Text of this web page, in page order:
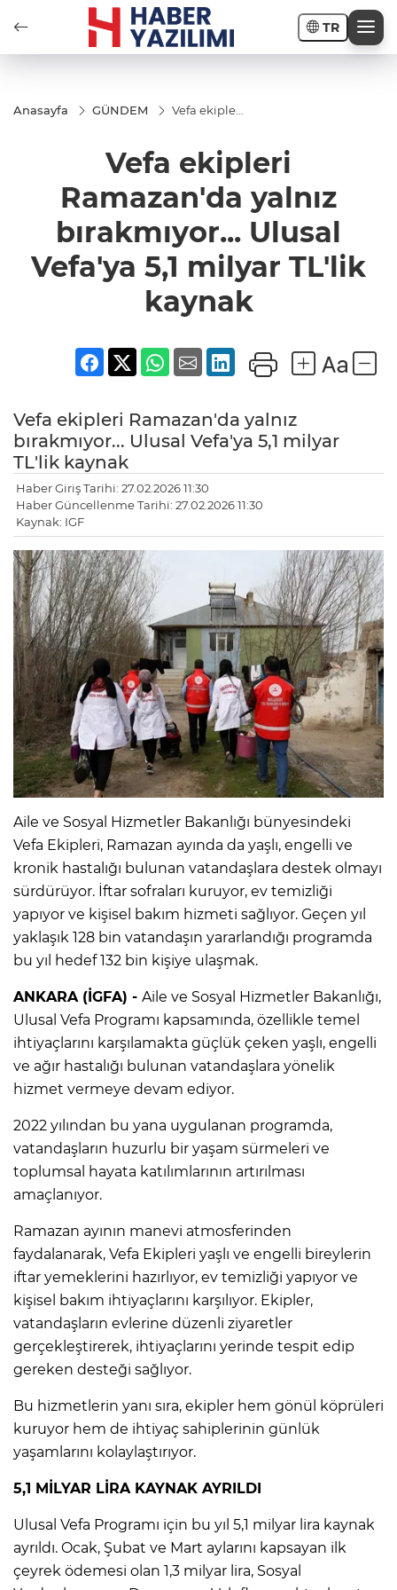
TR
Anasayfa GÜNDEM
Vefa ekipleri
bırakmıyor...
Ulusal
Vefa'ya 5,1
milyar TL'lik
kaynak
Vefa ekipleri
Ramazan'da yalnız
bırakmıyor... Ulusal
Vefa'ya 5,1 milyar TL'lik
kaynak
Vefa ekipleri Ramazan'da yalnız
bırakmıyor... Ulusal Vefa'ya 5,1 milyar
TL'lik kaynak
Haber Giriş Tarihi: 27.02.2026 11:30
Haber Güncellenme Tarihi: 27.02.2026 11:30
Kaynak: IGF
Aile ve Sosyal Hizmetler Bakanlığı bünyesindeki
Vefa Ekipleri, Ramazan ayında da yaşlı, engelli ve
kronik hastalığı bulunan vatandaşlara destek olmayı
sürdürüyor. İftar sofraları kuruyor, ev temizliği
yapıyor ve kişisel bakım hizmeti sağlıyor. Geçen yıl
yaklaşık 128 bin vatandaşın yararlandığı programda
bu yıl hedef 132 bin kişiye ulaşmak.
ANKARA (İGFA) - Aile ve Sosyal Hizmetler Bakanlığı,
Ulusal Vefa Programı kapsamında, özellikle temel
ihtiyaçlarını karşılamakta güçlük çeken yaşlı, engelli
ve ağır hastalığı bulunan vatandaşlara yönelik
hizmet vermeye devam ediyor.
2022 yılından bu yana uygulanan programda,
vatandaşların huzurlu bir yaşam sürmeleri ve
toplumsal hayata katılımlarının artırılması
amaçlanıyor.
Ramazan ayının manevi atmosferinden
faydalanarak, Vefa Ekipleri yaşlı ve engelli bireylerin
iftar yemeklerini hazırlıyor, ev temizliği yapıyor ve
kişisel bakım ihtiyaçlarını karşılıyor. Ekipler,
vatandaşların evlerine düzenli ziyaretler
gerçekleştirerek, ihtiyaçlarını yerinde tespit edip
gereken desteği sağlıyor.
Bu hizmetlerin yanı sıra, ekipler hem gönül köprüleri
kuruyor hem de ihtiyaç sahiplerinin günlük
yaşamlarını kolaylaştırıyor.
5,1 MİLYAR LİRA KAYNAK AYRILDI
Ulusal Vefa Programı için bu yıl 5,1 milyar lira kaynak
ayrıldı. Ocak, Şubat ve Mart aylarını kapsayan ilk
çeyrek ödemesi olan 1,3 milyar lira, Sosyal